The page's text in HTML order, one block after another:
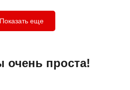
Показать еще
очень проста!